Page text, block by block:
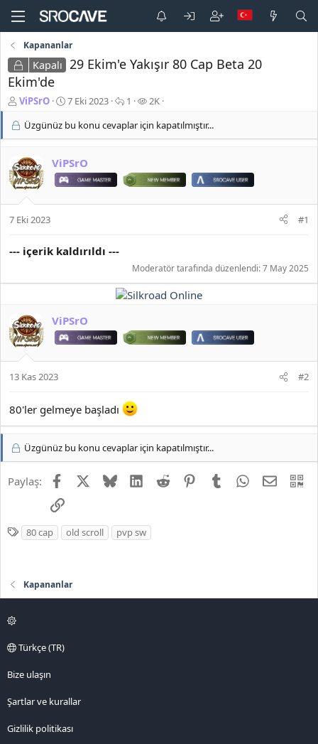
Kapananlar
Kapalı 29 Ekim'e Yakışır 80 Cap Beta 20
Ekim'de
K
n
b
y
u
b
ş
t
ViPSrO
B
ş
l
n
g
ı
ç
i
7 Eki 2023
C
v
a
a
r
1
G
r
ü
ü
l
e
2K
Üzgünüz bu konu cevaplar için kapatılmıştır...
ViPSrO
7 Eki 2023 #1
--- içerik kaldırıldı ---
Moderatör tarafında düzenlendi:7 May 2025
ViPSrO
13 Kas 2023 #2
80'ler gelmeye başladı
Üzgünüz bu konu cevaplar için kapatılmıştır...
Paylaş: Facebook BlueskyLinkedIn
Reddit PinterestTumblr WhatsApp
E-posta
Link
E
e
r
80 cap old scroll pvp sw
Kapananlar
Türkçe (TR)
Bize ulaşın
Şartlar ve kurallar
Gizlilik politikası